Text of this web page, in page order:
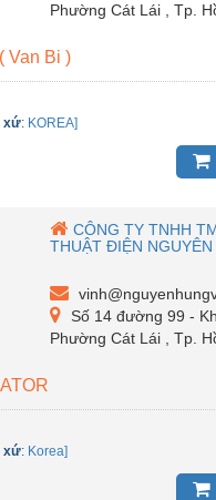
Phường Cát Lái , Tp.
Van Bi )
xứ: KOREA]
CÔNG TY TNHH
THUẬT ĐIỆN NGUYÊN
Số 14 đường 99 -
Phường Cát Lái , Tp.
xứ: Korea]